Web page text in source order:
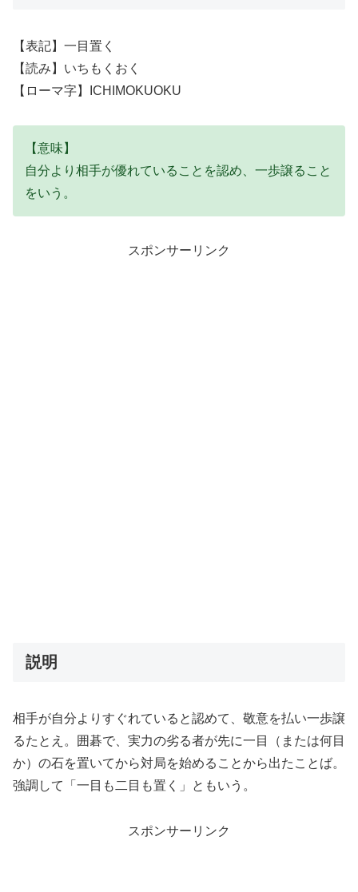
【表記】一目置く
【読み】いちもくおく
【ローマ字】ICHIMOKUOKU
【意味】
自分より相手が優れていることを認め、一歩譲ること
をいう。
スポンサーリンク
説明
相手が自分よりすぐれていると認めて、敬意を払い一歩譲
るたとえ。囲碁で、実力の劣る者が先に一目（または何目
か）の石を置いてから対局を始めることから出たことば。
強調して「一目も二目も置く」ともいう。
スポンサーリンク